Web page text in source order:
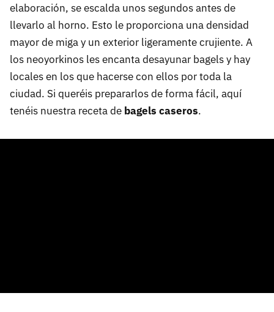
elaboración, se escalda unos segundos antes de
llevarlo al horno. Esto le proporciona una densidad
mayor de miga y un exterior ligeramente crujiente. A
los neoyorkinos les encanta desayunar bagels y hay
locales en los que hacerse con ellos por toda la
ciudad. Si queréis prepararlos de forma fácil, aquí
tenéis nuestra receta de bagels caseros.